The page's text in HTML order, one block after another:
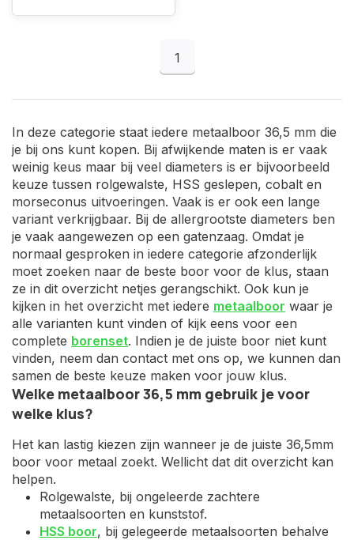
1
In deze categorie staat iedere metaalboor 36,5 mm die
je bij ons kunt kopen. Bij afwijkende maten is er vaak
weinig keus maar bij veel diameters is er bijvoorbeeld
keuze tussen rolgewalste, HSS geslepen, cobalt en
morseconus uitvoeringen. Vaak is er ook een lange
variant verkrijgbaar. Bij de allergrootste diameters ben
je vaak aangewezen op een gatenzaag. Omdat je
normaal gesproken in iedere categorie afzonderlijk
moet zoeken naar de beste boor voor de klus, staan
ze in dit overzicht netjes gerangschikt. Ook kun je
kijken in het overzicht met iedere metaalboor waar je
alle varianten kunt vinden of kijk eens voor een
complete borenset. Indien je de juiste boor niet kunt
vinden, neem dan contact met ons op, we kunnen dan
samen de beste keuze maken voor jouw klus.
Welke metaalboor 36,5 mm gebruik je voor
welke klus?
Het kan lastig kiezen zijn wanneer je de juiste 36,5mm
boor voor metaal zoekt. Wellicht dat dit overzicht kan
helpen.
Rolgewalste, bij ongeleerde zachtere
metaalsoorten en kunststof.
HSS boor, bij gelegeerde metaalsoorten behalve